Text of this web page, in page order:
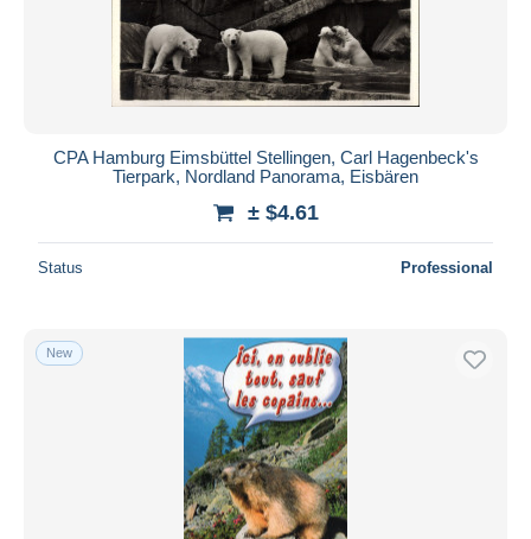
CPA Hamburg Eimsbüttel Stellingen, Carl Hagenbeck's
Tierpark, Nordland Panorama, Eisbären
± $4.61
Status Professional
New